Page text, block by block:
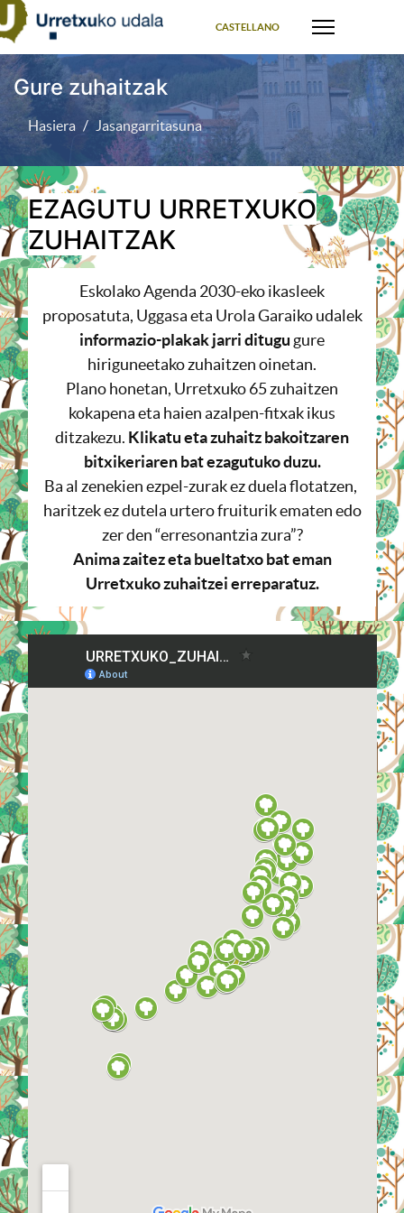
CASTELLANO
Gure zuhaitzak
Hasiera Jasangarritasuna
EZAGUTU URRETXUKO
ZUHAITZAK
Eskolako Agenda 2030-eko ikasleek
proposatuta, Uggasa eta Urola Garaiko udalek
informazio-plakak jarri ditugugure
hiriguneetako zuhaitzen oinetan.
Plano honetan, Urretxuko 65 zuhaitzen
kokapena eta haien azalpen-fitxak ikus
ditzakezu. Klikatu eta zuhaitz bakoitzaren
bitxikeriaren bat ezagutuko duzu.
Ba al zenekien ezpel-zurak ez duela flotatzen,
haritzek ez dutela urtero fruiturik ematen edo
zer den “erresonantzia zura”?
Anima zaitez eta bueltatxo bat eman
Urretxuko zuhaitzei erreparatuz.